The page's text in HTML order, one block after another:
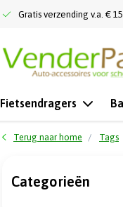
Gratis verzending v.a. €
Fietsendragers
Terug naar home Tags
Categorieën